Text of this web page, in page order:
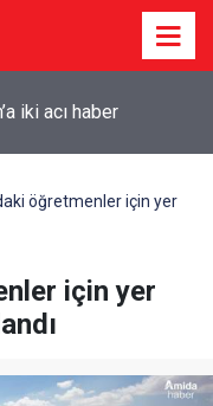
dört transfer
öğretmenler için yer
için yer